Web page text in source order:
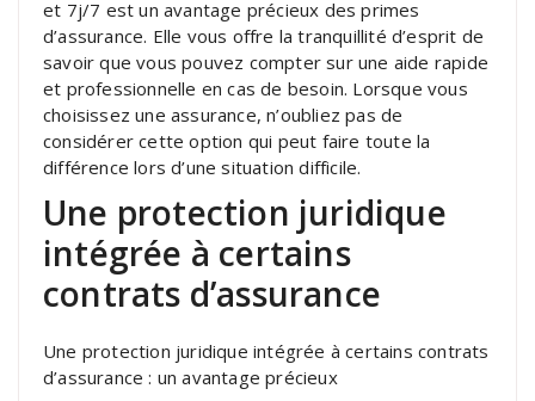
et 7j/7 est un avantage précieux des primes
d’assurance. Elle vous offre la tranquillité d’esprit de
savoir que vous pouvez compter sur une aide rapide
et professionnelle en cas de besoin. Lorsque vous
choisissez une assurance, n’oubliez pas de
considérer cette option qui peut faire toute la
différence lors d’une situation difficile.
Une protection juridique
intégrée à certains
contrats d’assurance
Une protection juridique intégrée à certains contrats
d’assurance : un avantage précieux